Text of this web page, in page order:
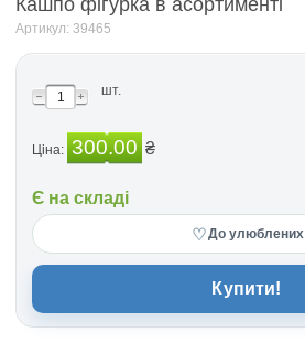
Кашпо фiгурка в асортименті
Артикул: 39465
шт.
Ціна: 300.00 ₴
Є на складі
♡До улюблених
Купити!